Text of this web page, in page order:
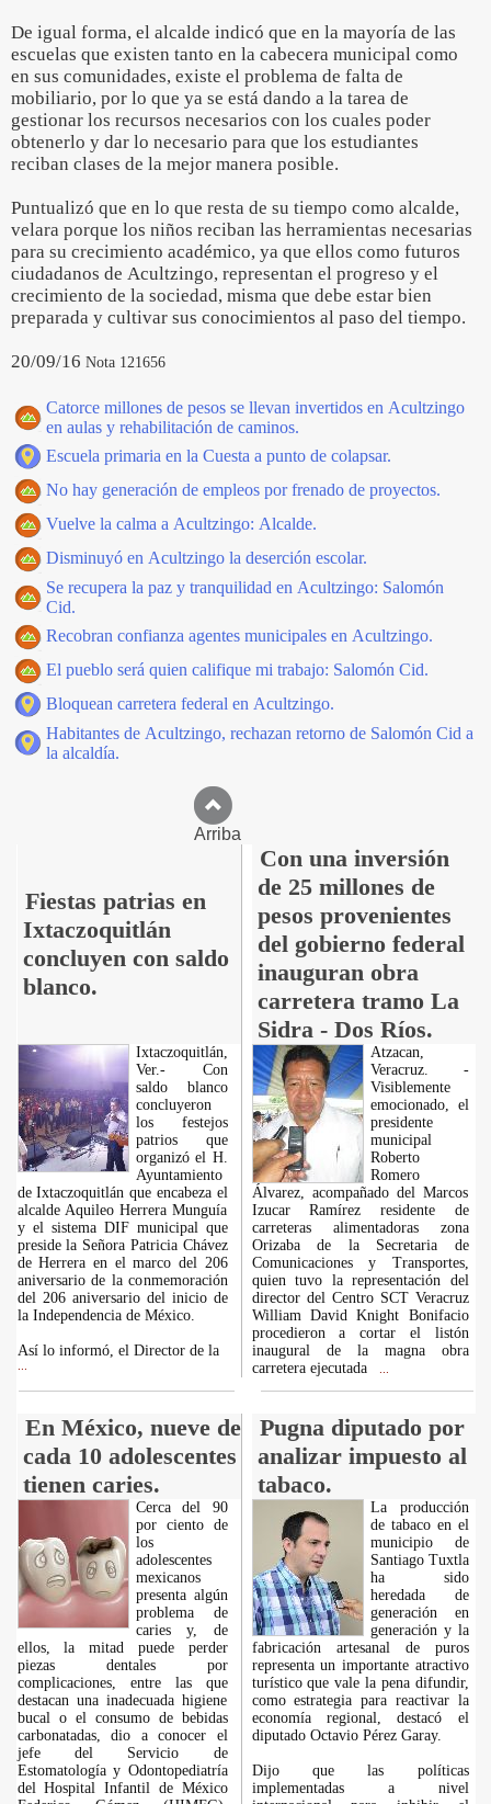
De igual forma, el alcalde indicó que en la mayoría de las
escuelas que existen tanto en la cabecera municipal como
en sus comunidades, existe el problema de falta de
mobiliario, por lo que ya se está dando a la tarea de
gestionar los recursos necesarios con los cuales poder
obtenerlo y dar lo necesario para que los estudiantes
reciban clases de la mejor manera posible.
Puntualizó que en lo que resta de su tiempo como alcalde,
velara porque los niños reciban las herramientas necesarias
para su crecimiento académico, ya que ellos como futuros
ciudadanos de Acultzingo, representan el progreso y el
crecimiento de la sociedad, misma que debe estar bien
preparada y cultivar sus conocimientos al paso del tiempo.
20/09/16 Nota 121656
Catorce millones de pesos se llevan invertidos en Acultzingo
en aulas y rehabilitación de caminos.
Escuela primaria en la Cuesta a punto de colapsar.
No hay generación de empleos por frenado de proyectos.
Vuelve la calma a Acultzingo: Alcalde.
Disminuyó en Acultzingo la deserción escolar.
Se recupera la paz y tranquilidad en Acultzingo: Salomón
Cid.
Recobran confianza agentes municipales en Acultzingo.
El pueblo será quien califique mi trabajo: Salomón Cid.
Bloquean carretera federal en Acultzingo.
Habitantes de Acultzingo, rechazan retorno de Salomón Cid a
la alcaldía.
Arriba
Fiestas patrias en
Ixtaczoquitlán
concluyen con saldo
blanco.
Con una inversión
de 25 millones de
pesos provenientes
del gobierno federal
inauguran obra
carretera tramo La
Sidra - Dos Ríos.
Ixtaczoquitlán,
Ver.- Con
saldo blanco
concluyeron
los festejos
patrios que
organizó el H.
Ayuntamiento
de Ixtaczoquitlán que encabeza el
alcalde Aquileo Herrera Munguía
y el sistema DIF municipal que
preside la Señora Patricia Chávez
de Herrera en el marco del 206
aniversario de la conmemoración
del 206 aniversario del inicio de
la Independencia de México.
Así lo informó, el Director de la
Atzacan,
Veracruz. -
Visiblemente
emocionado, el
presidente
municipal
Roberto
Romero
Álvarez, acompañado del Marcos
Izucar Ramírez residente de
carreteras alimentadoras zona
Orizaba de la Secretaria de
Comunicaciones y Transportes,
quien tuvo la representación del
director del Centro SCT Veracruz
William David Knight Bonifacio
procedieron a cortar el listón
inaugural de la magna obra
carretera ejecutada
En México, nueve de
cada 10 adolescentes
tienen caries.
Pugna diputado por
analizar impuesto al
tabaco.
Cerca del 90
por ciento de
los
adolescentes
mexicanos
presenta algún
problema de
caries y, de
ellos, la mitad puede perder
piezas dentales por
complicaciones, entre las que
destacan una inadecuada higiene
bucal o el consumo de bebidas
carbonatadas, dio a conocer el
jefe del Servicio de
Estomatología y Odontopediatría
del Hospital Infantil de México
La producción
de tabaco en el
municipio de
Santiago Tuxtla
ha sido
heredada de
generación en
generación y la
fabricación artesanal de puros
representa un importante atractivo
turístico que vale la pena difundir,
como estrategia para reactivar la
economía regional, destacó el
diputado Octavio Pérez Garay.
Dijo que las políticas
implementadas a nivel